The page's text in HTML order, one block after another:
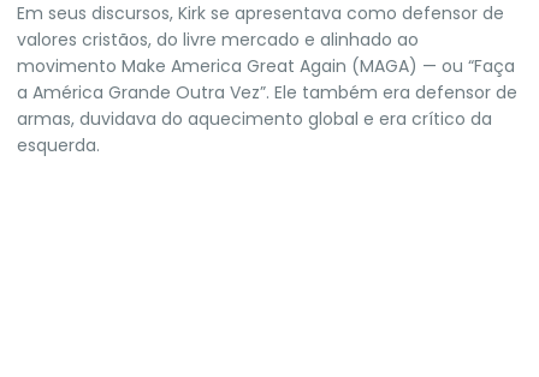
Em seus discursos, Kirk se apresentava como defensor de
valores cristãos, do livre mercado e alinhado ao
movimento Make America Great Again (MAGA) — ou “Faça
a América Grande Outra Vez”. Ele também era defensor de
armas, duvidava do aquecimento global e era crítico da
esquerda.